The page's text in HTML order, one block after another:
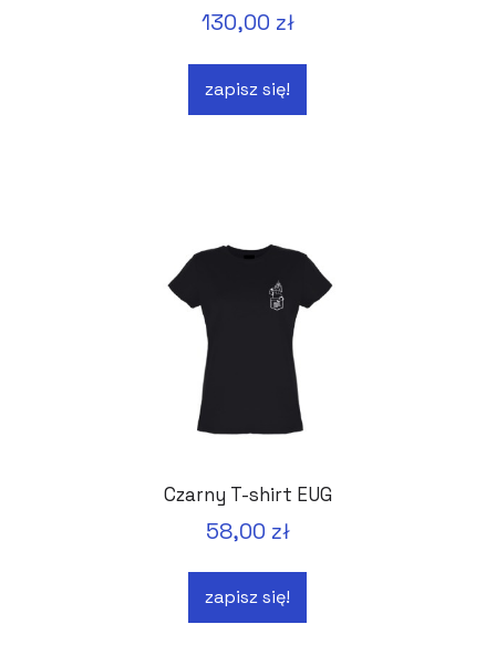
130,00 zł
zapisz się!
Czarny T-shirt EUG
58,00 zł
zapisz się!